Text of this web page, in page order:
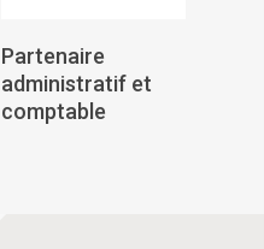
Lire La Suite
Partenaire
administratif et
comptable